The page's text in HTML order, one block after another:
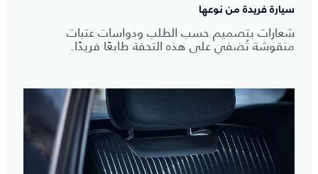
سيارة فريدة من نوعها
شعارات بتصميم حسب الطلب ودواسات عتبات
منقوشة تُضفي على هذه التحفة طابعًا فريدًا.